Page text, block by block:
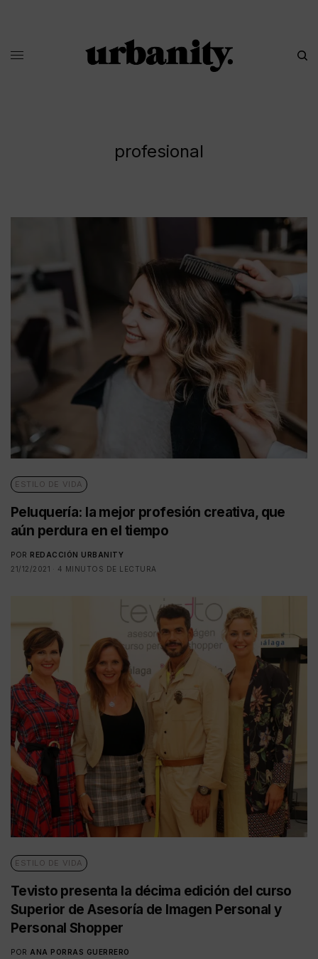
profesional
ESTILO DE VIDA
Peluquería: la mejor profesión creativa, que
aún perdura en el tiempo
POR REDACCIÓN URBANITY
21/12/2021
4 MINUTOS DE LECTURA
ESTILO DE VIDA
Tevisto presenta la décima edición del curso
Superior de Asesoría de Imagen Personal y
Personal Shopper
POR ANA PORRAS GUERRERO